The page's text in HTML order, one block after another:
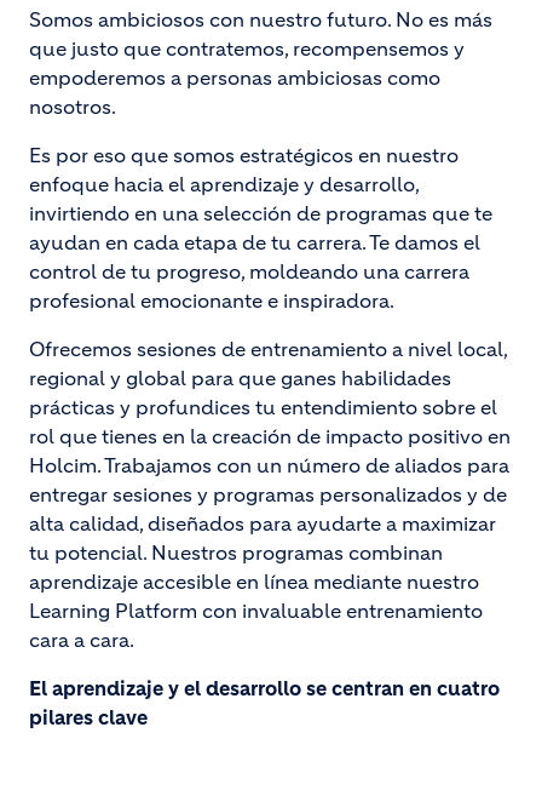
Somos ambiciosos con nuestro futuro. No es más
que justo que contratemos, recompensemos y
empoderemos a personas ambiciosas como
nosotros.
Es por eso que somos estratégicos en nuestro
enfoque hacia el aprendizaje y desarrollo,
invirtiendo en una selección de programas que te
ayudan en cada etapa de tu carrera. Te damos el
control de tu progreso, moldeando una carrera
profesional emocionante e inspiradora.
Ofrecemos sesiones de entrenamiento a nivel local,
regional y global para que ganes habilidades
prácticas y profundices tu entendimiento sobre el
rol que tienes en la creación de impacto positivo en
Holcim. Trabajamos con un número de aliados para
entregar sesiones y programas personalizados y de
alta calidad, diseñados para ayudarte a maximizar
tu potencial. Nuestros programas combinan
aprendizaje accesible en línea mediante nuestro
Learning Platform con invaluable entrenamiento
cara a cara.
El aprendizaje y el desarrollo se centran en cuatro
pilares clave